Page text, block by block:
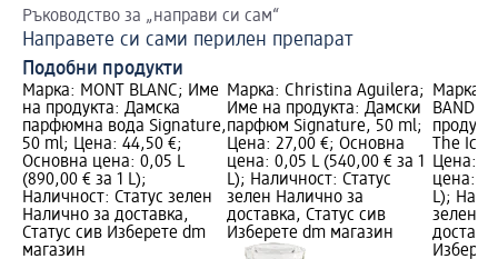
Ръководство за „направи си сам“
Направете си сами перилен препарат
Подобни продукти
Марка: MONT BLANC; Име
на продукта: Дамска
парфюмна вода Signature,
50 ml; Цена: 44,50 €;
Основна цена: 0,05 L
(890,00 € за 1 L);
Наличност: Статус зелен
Налично за доставка,
Статус сив Изберете dm
магазин
Марка: Christina Aguilera;
Име на продукта: Дамски
парфюм Signature, 50 ml;
Цена: 27,00 €; Основна
цена: 0,05 L (540,00 € за 1
L); Наличност: Статус
зелен Налично за
доставка, Статус сив
Изберете dm магазин
Марка:
The
Цена:
цена:
L);
зелен